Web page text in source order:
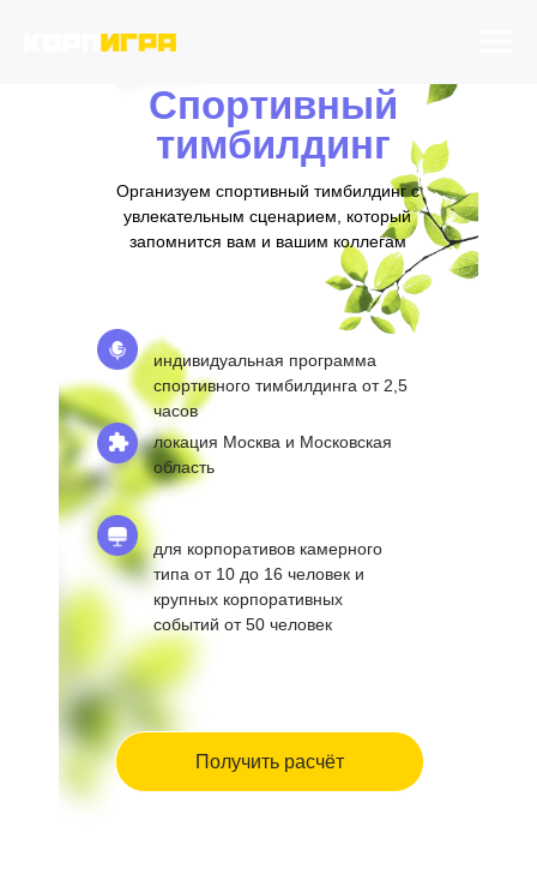
Получить расчёт
Спортивный
тимбилдинг
индивидуальная программа
спортивного тимбилдинга от 2,5
часов
локация Москва и Московская
область
для корпоративов камерного
типа от 10 до 16 человек и
крупных корпоративных
событий от 50 человек
Организуем спортивный тимбилдинг с
увлекательным сценарием, который
запомнится вам и вашим коллегам